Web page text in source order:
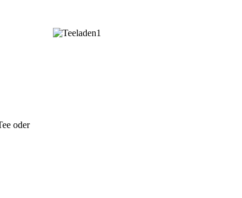
oder